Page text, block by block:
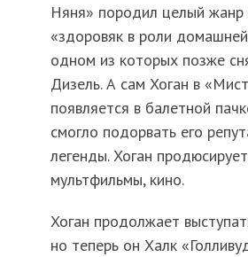
Няня» породил целый
«здоровяк в роли
одном из которых позже
Дизель. А сам Хоган в
появляется в балетной
смогло подорвать его
легенды. Хоган
мультфильмы, кино.
Хоган продолжает
но теперь он Халк